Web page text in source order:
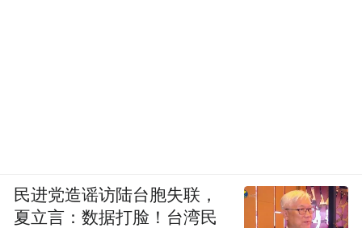
民进党造谣访陆台胞失联，
夏立言：数据打脸！台湾民